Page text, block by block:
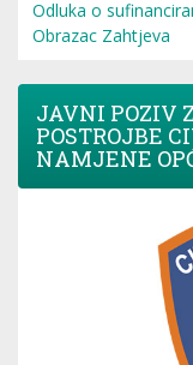
Odluka o
Obrazac Zahtjeva
JAVNI POZIV
POSTROJBE
NAMJENE